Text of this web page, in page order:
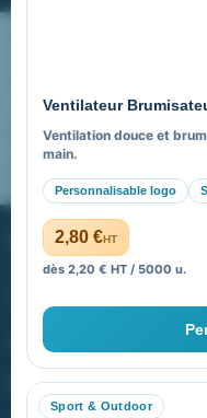
Ventilateur
Ventilation douce et
main.
Personnalisable logo
2,80 €HT
dès 2,20 € HT / 5000 u.
Sport & Outdoor
Nos expertises &
FAQ sur Promenoch
Pourquoi ça a marché
PROMENOCH GOODIES
40 rue Madeleine
92 200 Neuilly